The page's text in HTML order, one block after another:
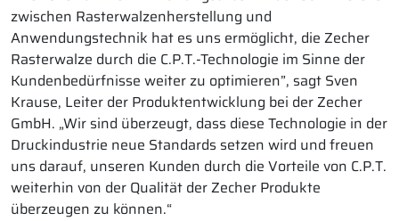
zwischen Rasterwalzenherstellung und
Anwendungstechnik hat es uns ermöglicht, die Zecher
Rasterwalze durch die C.P.T.-Technologie im Sinne der
Kundenbedürfnisse weiter zu optimieren”, sagt Sven
Krause, Leiter der Produktentwicklung bei der Zecher
GmbH. „Wir sind überzeugt, dass diese Technologie in der
Druckindustrie neue Standards setzen wird und freuen
uns darauf, unseren Kunden durch die Vorteile von C.P.T.
weiterhin von der Qualität der Zecher Produkte
überzeugen zu können.“